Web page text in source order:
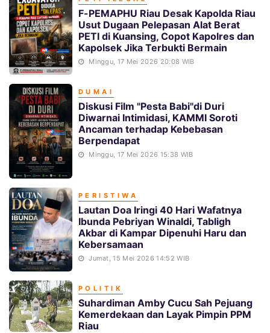
F-PEMAPHU Riau Desak Kapolda Riau
Usut Dugaan Pelepasan Alat Berat
PETI di Kuansing, Copot Kapolres dan
Kapolsek Jika Terbukti Bermain
Minggu, 17 Mei 2026 20:08 WIB
DUMAI
Diskusi Film "Pesta Babi"di Duri
Diwarnai Intimidasi, KAMMI Soroti
Ancaman terhadap Kebebasan
Berpendapat
Minggu, 17 Mei 2026 15:38 WIB
PERISTIWA
Lautan Doa Iringi 40 Hari Wafatnya
Ibunda Pebriyan Winaldi, Tabligh
Akbar di Kampar Dipenuhi Haru dan
Kebersamaan
Jumat, 15 Mei 2026 14:52 WIB
POLITIK
Suhardiman Amby Cucu Sah Pejuang
Kemerdekaan dan Layak Pimpin PPM
Riau